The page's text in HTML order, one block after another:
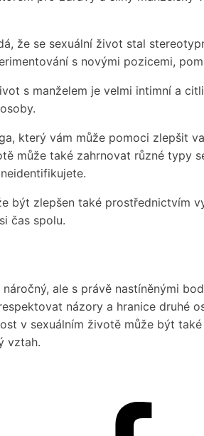
že se sexuální život stal
s novými pozicemi,
s manželem je velmi intimní a
který vám může pomoci zlepšit
může také zahrnovat různé
být zlepšen také prostřednictvím
čas spolu.
ale s právě nastíněnými
názory a hranice druhé
v sexuálním životě může být
vztah.